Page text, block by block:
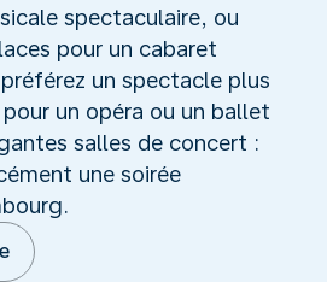
spectaculaire, ou
pour un cabaret
un spectacle plus
un opéra ou un ballet
salles de concert :
une soirée